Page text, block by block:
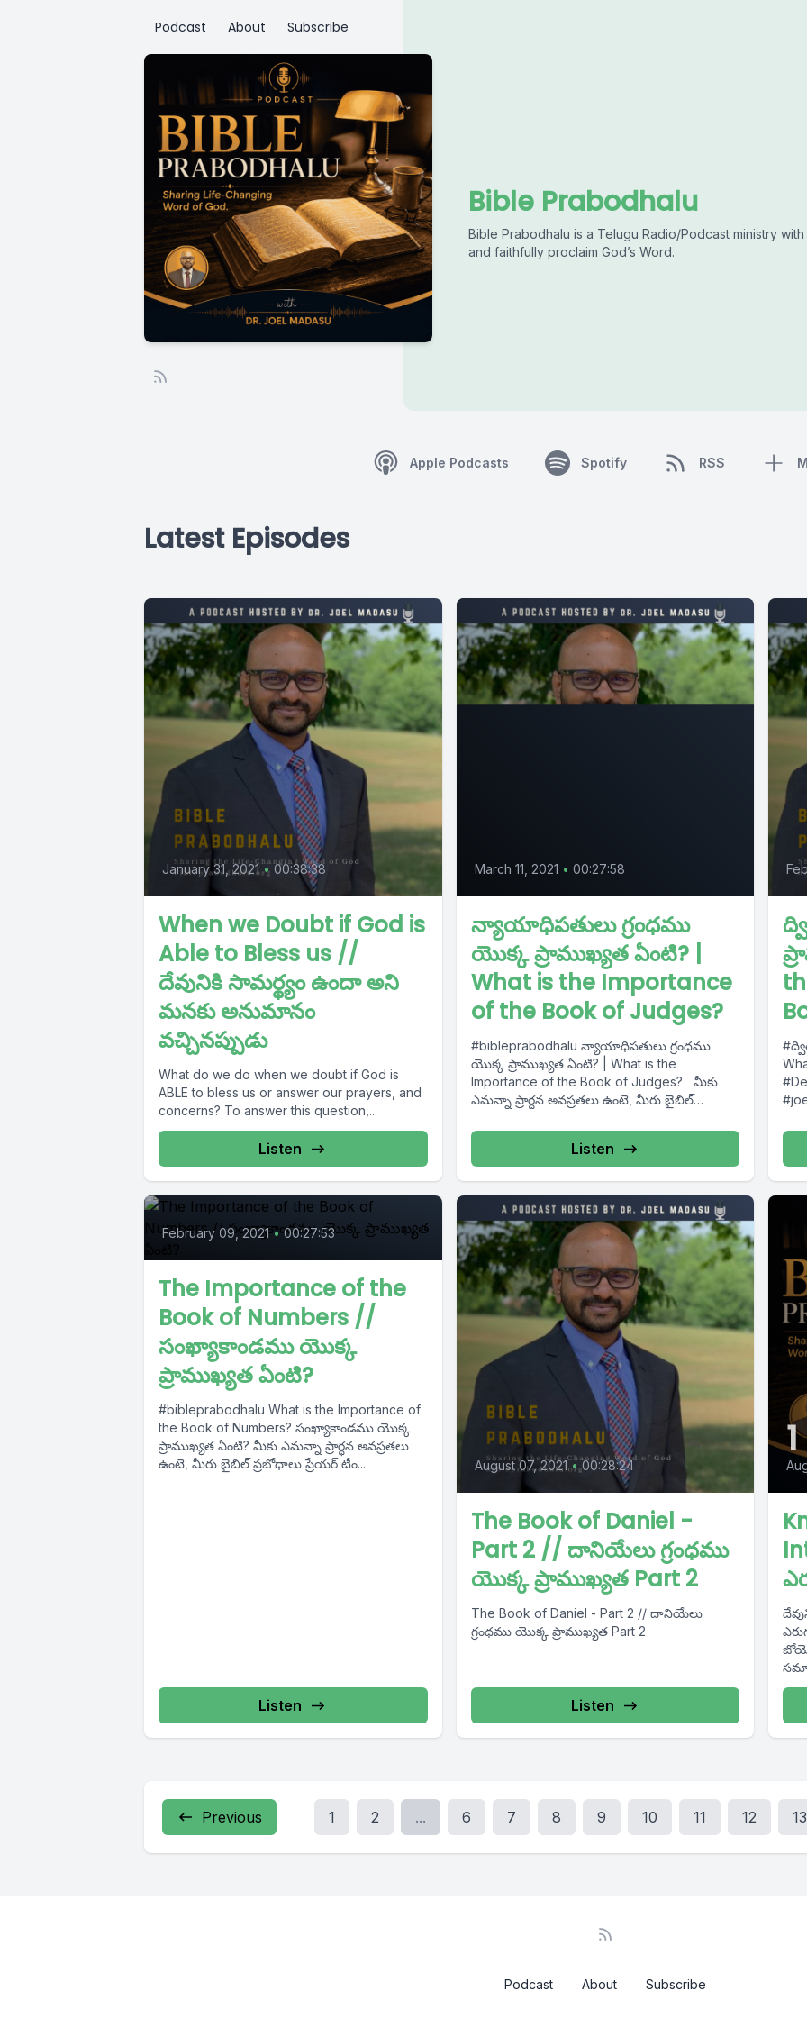
Podcast About Subscribe
Bible Prabodhalu
Bible Prabodhalu is a Telugu Radio/Podcast ministry
and faithfully proclaim God’s Word.
Apple Podcasts Spotify RSS
Latest Episodes
January 31, 2021 • 00:38:38
When we Doubt if God is
Able to Bless us //
దేవునికి సామర్థ్యం ఉందా అని
మనకు అనుమానం
వచ్చినప్పుడు
What do we do when we doubt if God is
ABLE to bless us or answer our prayers, and
concerns? To answer this question,...
Listen
March 11, 2021 • 00:27:58
న్యాయాధిపతులు గ్రంధము
యొక్క ప్రాముఖ్యత ఏంటి? |
What is the Importance
of the Book of Judges?
#bibleprabodhalu న్యాయాధిపతులు గ్రంధము
యొక్క ప్రాముఖ్యత ఏంటి? | What is the
Importance of the Book of Judges? మీకు
ఎమన్నా ప్రార్ధన అవస్రతలు ఉంటె, మీరు బైబిల్
Listen
February 09, 2021 • 00:27:53
The Importance of the
Book of Numbers //
సంఖ్యాకాండము యొక్క
ప్రాముఖ్యత ఏంటి?
#bibleprabodhalu What is the Importance of
the Book of Numbers? సంఖ్యాకాండము యొక్క
ప్రాముఖ్యత ఏంటి? మీకు ఎమన్నా ప్రార్ధన అవస్రతలు
ఉంటె, మీరు బైబిల్ ప్రబోధాలు ప్రేయర్ టీం...
Listen
August 07, 2021 • 00:28:24
The Book of Daniel -
Part 2 // దానియేలు గ్రంధము
యొక్క ప్రాముఖ్యత Part 2
The Book of Daniel - Part 2 // దానియేలు
గ్రంధము యొక్క ప్రాముఖ్యత Part 2
Listen
1
Previous 1 2 ... 6 7 8 9 10 11 12 13
Podcast About Subscribe